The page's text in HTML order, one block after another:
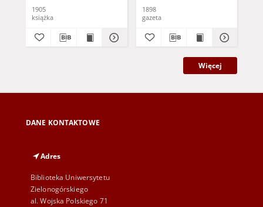
1905
książka
1898
gazeta
Więcej
DANE KONTAKTOWE
Adres
Biblioteka Uniwersytetu
Zielonogórskiego
al. Wojska Polskiego 71